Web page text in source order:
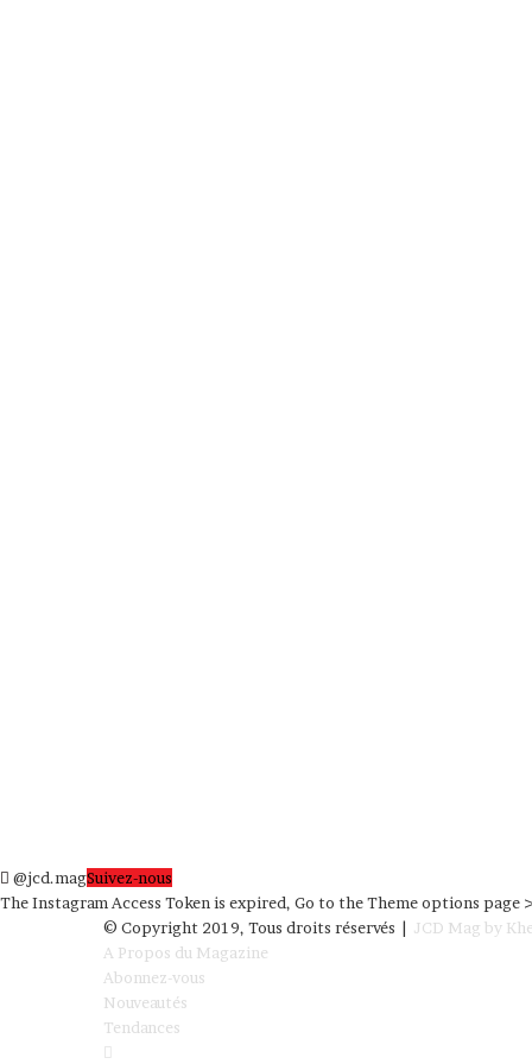
@jcd.magSuivez-nous
The Instagram Access Token is expired, Go to the Theme options
© Copyright 2019, Tous droits réservés | JCD Mag by
A Propos du Magazine
Abonnez-vous
Nouveautés
Tendances